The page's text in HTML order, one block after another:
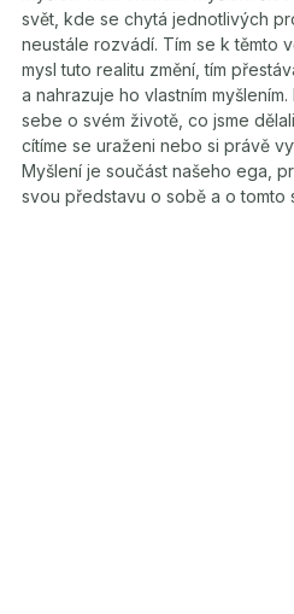
svět, kde se chytá jednotlivých
neustále rozvádí. Tím se k těmto
mysl tuto realitu změní, tím
a nahrazuje ho vlastním
sebe o svém životě, co jsme
cítíme se uraženi nebo si právě
Myšlení je součást našeho ega,
svou představu o sobě a o tomto